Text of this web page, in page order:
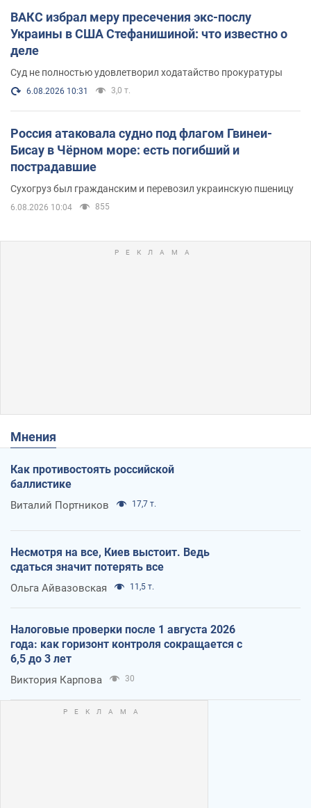
ВАКС избрал меру пресечения экс-послу
Украины в США Стефанишиной: что известно о
деле
Суд не полностью удовлетворил ходатайство прокуратуры
6.08.2026 10:31 3,0 т.
Россия атаковала судно под флагом Гвинеи-
Бисау в Чёрном море: есть погибший и
пострадавшие
Сухогруз был гражданским и перевозил украинскую пшеницу
6.08.2026 10:04 855
Мнения
Как противостоять российской
баллистике
Виталий Портников 17,7 т.
Несмотря на все, Киев выстоит. Ведь
сдаться значит потерять все
Ольга Айвазовская 11,5 т.
Налоговые проверки после 1 августа 2026
года: как горизонт контроля сокращается с
6,5 до 3 лет
Виктория Карпова 30